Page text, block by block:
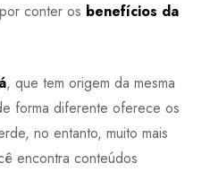
conter os benefícios da
, que tem origem da mesma
forma diferente oferece os
no entanto, muito mais
encontra conteúdos